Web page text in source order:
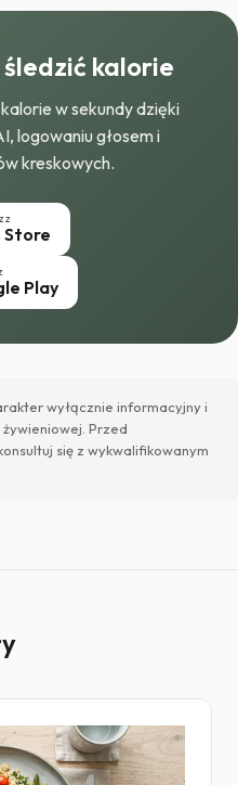
kalorie
w sekundy dzięki
logowaniu głosem i
kreskowych.
z
Store
Play
wyłącznie informacyjny i
Przed
się z wykwalifikowanym